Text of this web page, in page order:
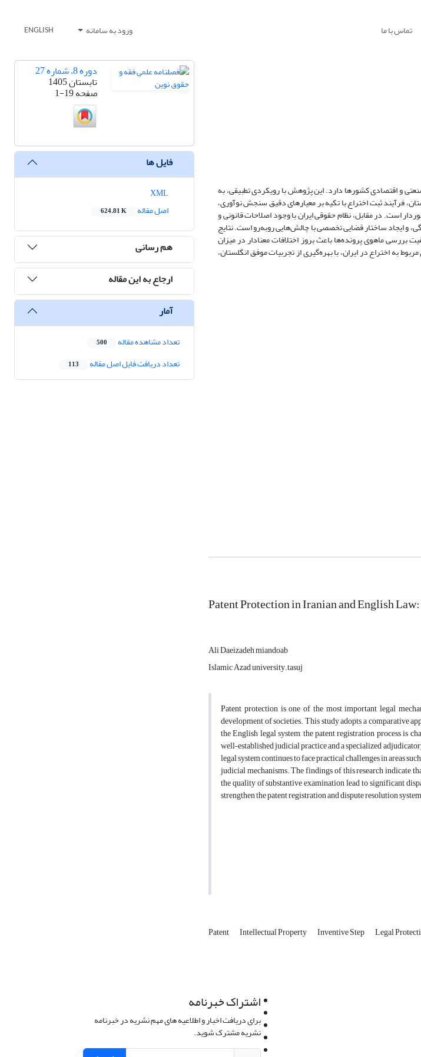
تماس با ما ورود به سامانه ENGLISH
و اقتصادی کشورها دارد. این پژوهش با رویکردی تطبیقی، به
فرآیند ثبت اختراع با تکیه بر معیارهای دقیق سنجش نوآوری،
است. در مقابل، نظام حقوقی ایران با وجود اصلاحات قانونی و
و ایجاد ساختار قضایی تخصصی با چالش‌هایی روبه‌رو است. نتایج
ماهوی پرونده‌ها باعث بروز اختلافات معنادار در میزان
به اختراع در ایران، با بهره‌گیری از تجربیات موفق انگلستان،
Patent Protection in Iranian and English
Ali Daeizadeh miandoab
Islamic Azad university.tasuj
Patent protection is one of the most important legal
development of societies. This study adopts a comparative
the English legal system, the patent registration process is
well‑established judicial practice and a specialized
legal system continues to face practical challenges in areas
judicial mechanisms. The findings of this research indicate
the quality of substantive examination lead to significant
strengthen the patent registration and dispute resolution
Patent Intellectual Property Inventive Step Legal
دوره 8، شماره 27
تابستان 1405
صفحه1-19
فایل ها
اصل مقاله
624.81 K
هم رسانی
ارجاع به این مقاله
آمار
تعداد مشاهده مقاله 500
تعداد دریافت فایل اصل مقاله 113
اشتراک خبرنامه
برای دریافت اخبار و اطلاعیه های مهم نشریه در خبرنامه
نشریه مشترک شوید.